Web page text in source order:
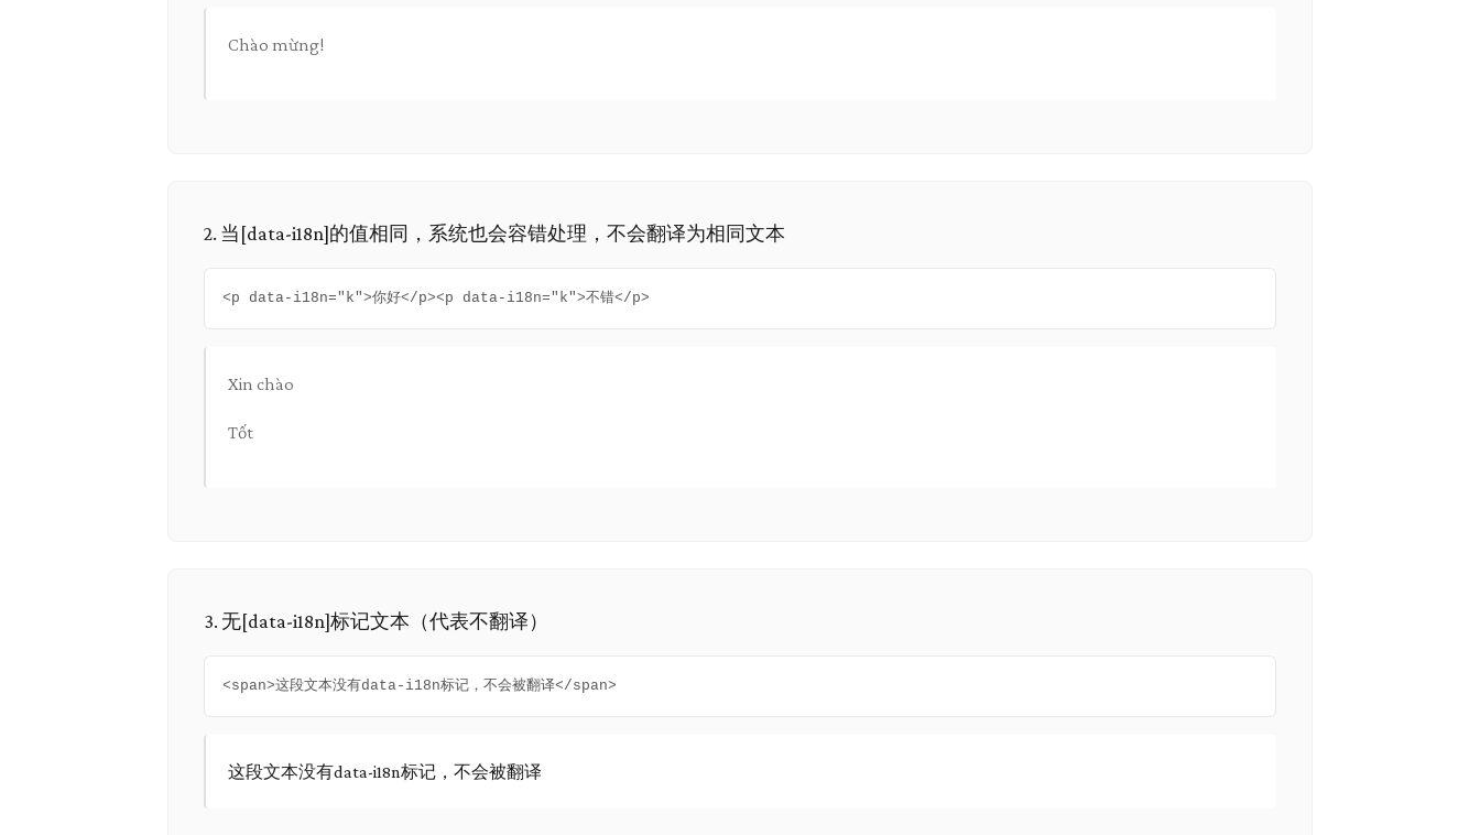
Chào mừng!
2. 当[data-i18n]的值相同，系统也会容错处理，不会翻译为相同文本
<p data-i18n="k">你好</p><p data-i18n="k">不错</p>
Xin chào
Tốt
3. 无[data-i18n]标记文本（代表不翻译）
<span>这段文本没有data-i18n标记，不会被翻译</span>
这段文本没有data-i18n标记，不会被翻译